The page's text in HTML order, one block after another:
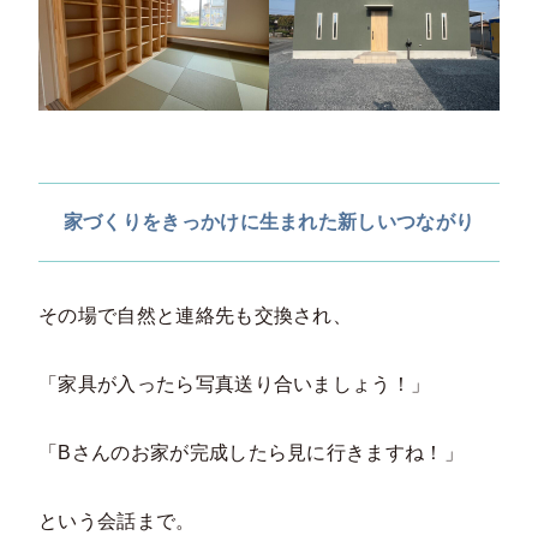
家づくりをきっかけに生まれた新しいつながり
その場で自然と連絡先も交換され、
「家具が入ったら写真送り合いましょう！」
「Bさんのお家が完成したら見に行きますね！」
という会話まで。